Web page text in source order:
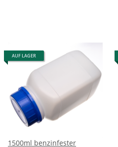
AUF LAGER
1500ml benzinfester